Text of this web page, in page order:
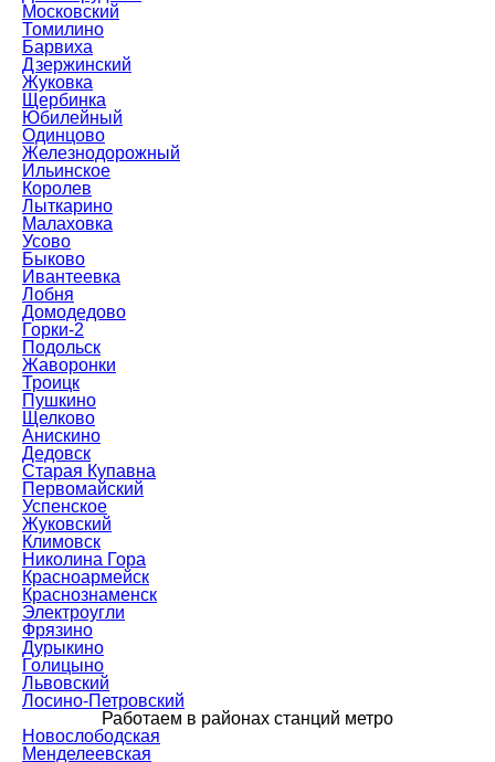
Московский
Томилино
Барвиха
Дзержинский
Жуковка
Щербинка
Юбилейный
Одинцово
Железнодорожный
Ильинское
Королев
Лыткарино
Малаховка
Усово
Быково
Ивантеевка
Лобня
Домодедово
Горки-2
Подольск
Жаворонки
Троицк
Пушкино
Щелково
Анискино
Дедовск
Старая Купавна
Первомайский
Успенское
Жуковский
Климовск
Николина Гора
Красноармейск
Краснознаменск
Электроугли
Фрязино
Дурыкино
Голицыно
Львовский
Лосино-Петровский
Работаем в районах станций метро
Новослободская
Менделеевская